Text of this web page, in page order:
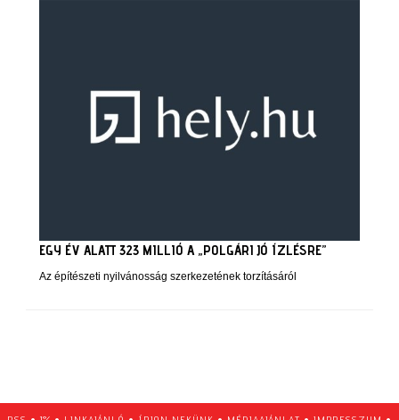
EGY ÉV ALATT 323 MILLIÓ A „POLGÁRI JÓ ÍZLÉSRE”
Az építészeti nyilvánosság szerkezetének torzításáról